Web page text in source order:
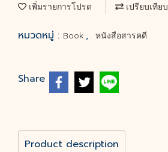
เพิ่มรายการโปรด เปรียบเทียบ
หมวดหมู่ : Book , หนังสือสารคดี
Share
Product description